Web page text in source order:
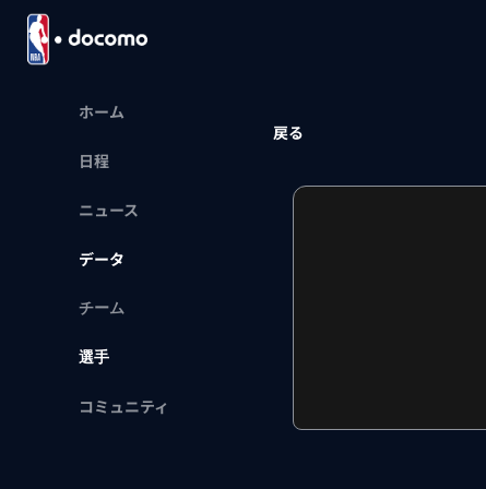
ホーム
日程
ニュース
データ
チーム
選手
コミュニティ
戻る